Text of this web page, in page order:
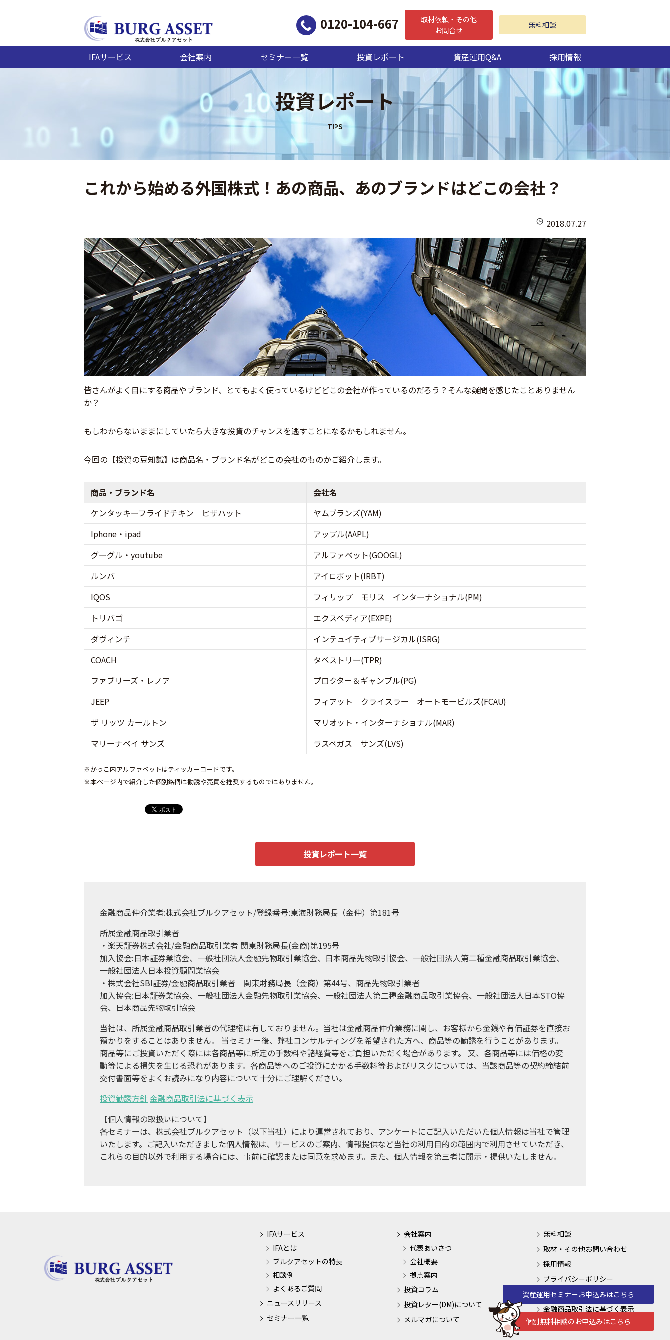
0120-104-667
取材依頼・その他
お問合せ
無料相談
IFAサービス 会社案内 セミナー一覧 投資レポート 資産運用Q&A 採用情報
投資レポート
これから始める外国株式！あの商品、あのブランドはどこの会社？
2018.07.27
皆さんがよく目にする商品やブランド、とてもよく使っているけどどこの会社が作っているのだろう？そんな疑問を感じたことありません
か？
もしわからないままにしていたら大きな投資のチャンスを逃すことになるかもしれません。
今回の【投資の豆知識】は商品名・ブランド名がどこの会社のものかご紹介します。
商品・ブランド名
会社名
ケンタッキーフライドチキン ピザハット
ヤムブランズ(YAM)
Iphone・ipad
アップル(AAPL)
グーグル・youtube
アルファベット(GOOGL)
ルンバ
アイロボット(IRBT)
IQOS
フィリップ モリス インターナショナル(PM)
トリバゴ
エクスペディア(EXPE)
ダヴィンチ
インテュイティブサージカル(ISRG)
COACH
タペストリー(TPR)
ファブリーズ・レノア
プロクター＆ギャンブル(PG)
JEEP
フィアット クライスラー オートモービルズ(FCAU)
ザ リッツ カールトン
マリオット・インターナショナル(MAR)
マリーナベイ サンズ
ラスベガス サンズ(LVS)
※かっこ内アルファベットはティッカーコードです。
※本ページ内で紹介した個別銘柄は勧誘や売買を推奨するものではありません。
投資レポート一覧
金融商品仲介業者:株式会社ブルクアセット/登録番号:東海財務局長（金仲）第181号
所属金融商品取引業者
・楽天証券株式会社/金融商品取引業者 関東財務局長(金商)第195号
加入協会:日本証券業協会、一般社団法人金融先物取引業協会、日本商品先物取引協会、一般社団法人第二種金融商品取引業協会、
一般社団法人日本投資顧問業協会
・株式会社SBI証券/金融商品取引業者 関東財務局長（金商）第44号、商品先物取引業者
加入協会:日本証券業協会、一般社団法人金融先物取引業協会、一般社団法人第二種金融商品取引業協会、一般社団法人日本STO協
会、日本商品先物取引協会
当社は、所属金融商品取引業者の代理権は有しておりません。当社は金融商品仲介業務に関し、お客様から金銭や有価証券を直接お
預かりをすることはありません。 当セミナー後、弊社コンサルティングを希望された方へ、商品等の勧誘を行うことがあります。
商品等にご投資いただく際には各商品等に所定の手数料や諸経費等をご負担いただく場合があります。 又、各商品等には価格の変
動等による損失を生じる恐れがあります。各商品等へのご投資にかかる手数料等およびリスクについては、当該商品等の契約締結前
交付書面等をよくお読みになり内容について十分にご理解ください。
投資勧誘方針金融商品取引法に基づく表示
【個人情報の取扱いについて】
各セミナーは、株式会社ブルクアセット（以下当社）により運営されており、アンケートにご記入いただいた個人情報は当社で管理
いたします。ご記入いただきました個人情報は、サービスのご案内、情報提供など当社の利用目的の範囲内で利用させていただき、
これらの目的以外で利用する場合には、事前に確認または同意を求めます。また、個人情報を第三者に開示・提供いたしません。
資産運用セミナーお申込みはこちら
個別無料相談の お申込みはこちら
IFAサービス
IFAとは
ブルクアセットの特長
相談例
よくあるご質問
ニュースリリース
セミナー一覧
会社案内
代表あいさつ
会社概要
拠点案内
投資コラム
投資レター(DM)について
メルマガについて
無料相談
取材・その他お問い合わせ
採用情報
プライバシーポリシー
勧誘方針
金融商品取引法に基づく表示
お客様本位の業務運営宣言